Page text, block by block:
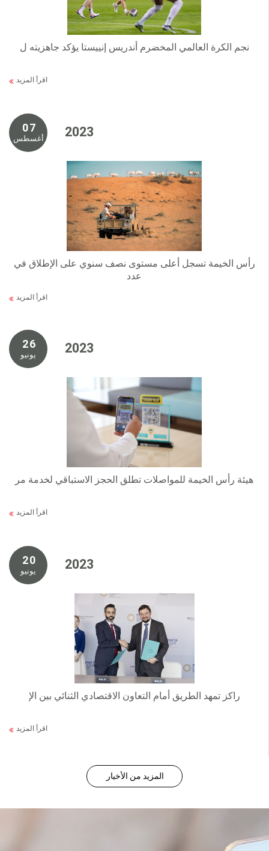
نجم الكرة العالمي المخضرم أندريس إنييستا يؤكد جاهزيته ل
اقرأ المزيد
0 7
أغسطس 2 0 2 3
رأس الخيمة تسجل أعلى مستوى نصف سنوي على الإطلاق في
عدد
اقرأ المزيد
2 6
يونيو 2 0 2 3
هيئة رأس الخيمة للمواصلات تطلق الحجز الاستباقي لخدمة مر
اقرأ المزيد
2 0
يونيو 2 0 2 3
راكز تمهد الطريق أمام التعاون الاقتصادي الثنائي بين الإ
اقرأ المزيد
المزيد من الأخبار